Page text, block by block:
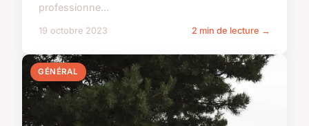
professionne...
19 octobre 2023 2 min de lecture →
GÉNÉRAL